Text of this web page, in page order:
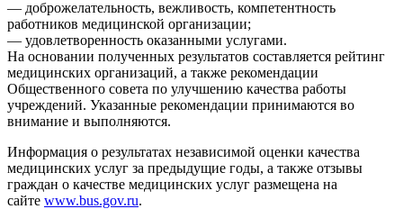
— доброжелательность, вежливость, компетентность
работников медицинской организации;
— удовлетворенность оказанными услугами.
На основании полученных результатов составляется рейтинг
медицинских организаций, а также рекомендации
Общественного совета по улучшению качества работы
учреждений. Указанные рекомендации принимаются во
внимание и выполняются.
Информация о результатах независимой оценки качества
медицинских услуг за предыдущие годы, а также отзывы
граждан о качестве медицинских услуг размещена на
сайте www.bus.gov.ru.